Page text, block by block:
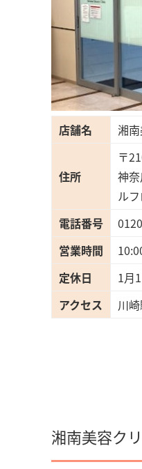
店舗名 湘
住所
〒
神
ル
電話番号
営業時間
定休日
1月
アクセス
川
湘南美容ク